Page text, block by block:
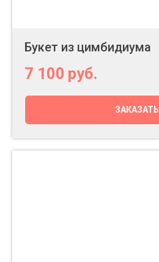
Букет из цимбидиума
7 100 руб.
ЗАКАЗАТЬ